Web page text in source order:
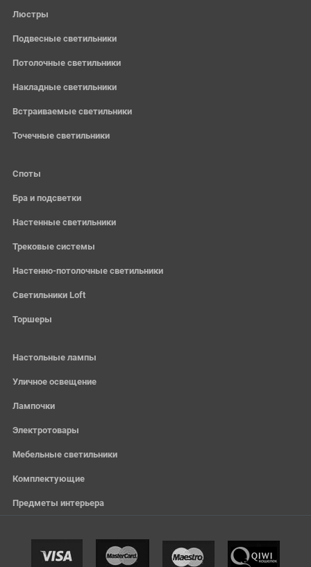
Люстры
Подвесные светильники
Потолочные светильники
Накладные светильники
Встраиваемые светильники
Точечные светильники
Споты
Бра и подсветки
Настенные светильники
Трековые системы
Настенно-потолочные светильники
Светильники Loft
Торшеры
Настольные лампы
Уличное освещение
Лампочки
Электротовары
Мебельные светильники
Комплектующие
Предметы интерьера